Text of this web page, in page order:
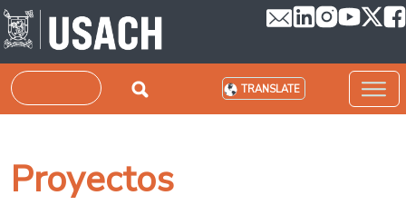
Skip to main content
Search TRANSLATE
Proyectos